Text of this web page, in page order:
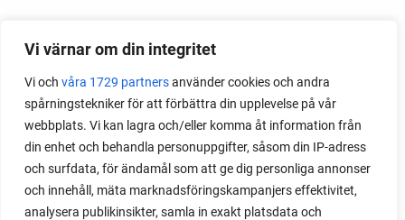
Vi värnar om din integritet
Vi och våra 1729 partnersanvänder cookies och andra
spårningstekniker för att förbättra din upplevelse på vår
webbplats. Vi kan lagra och/eller komma åt information från
din enhet och behandla personuppgifter, såsom din IP-adress
och surfdata, för ändamål som att ge dig personliga annonser
och innehåll, mäta marknadsföringskampanjers effektivitet,
analysera publikinsikter, samla in exakt platsdata och